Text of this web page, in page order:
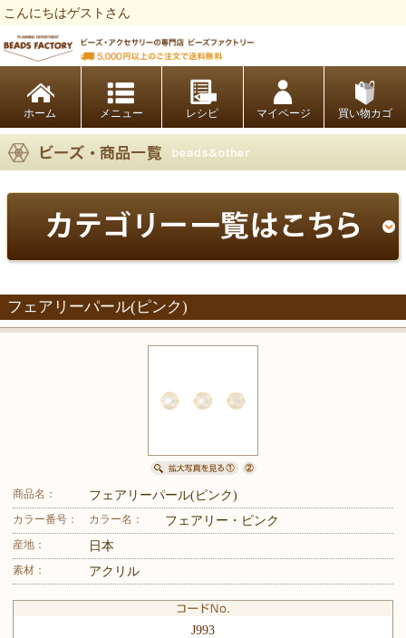
こんにちはゲストさん
ホーム レシピ マイページ 買い物カゴ
フェアリーパール(ピンク)
商品名： フェアリーパール(ピンク)
カラー番号： カラー名： フェアリー・ピンク
産地： 日本
素材： アクリル
J993